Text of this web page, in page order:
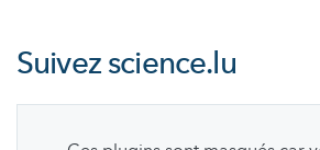
Suivezscience.lu